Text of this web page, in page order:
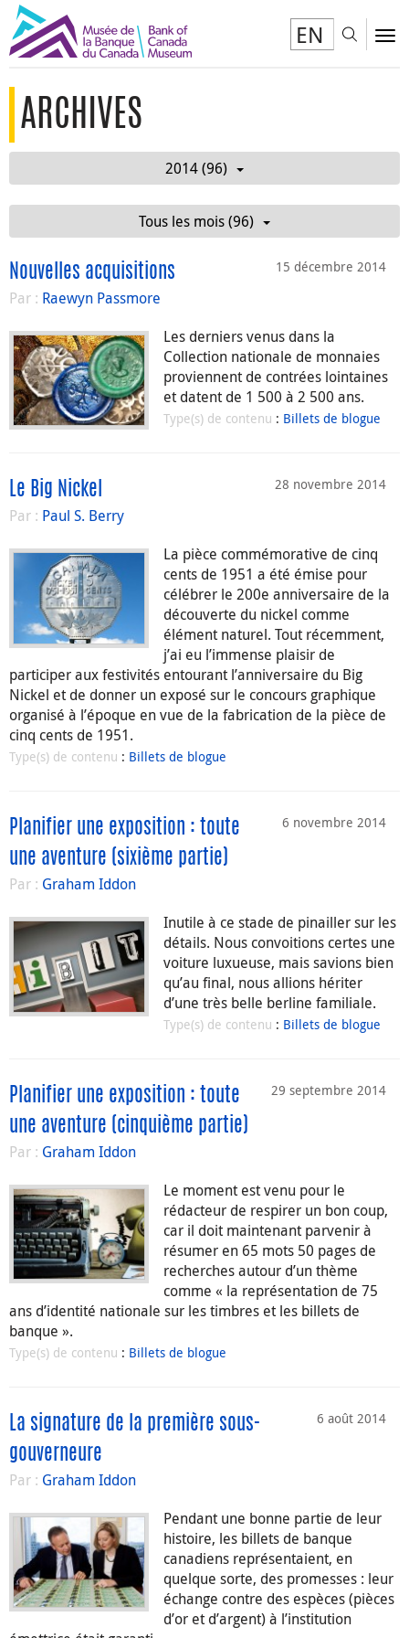
EN
ARCHIVES
2014 (96)
Tous les mois (96)
15 décembre 2014
Nouvelles acquisitions
Par : Raewyn Passmore
Les derniers venus dans la
Collection nationale de monnaies
proviennent de contrées lointaines
et datent de 1 500 à 2 500 ans.
Type(s) de contenu : Billets de blogue
28 novembre 2014
Le Big Nickel
Par : Paul S. Berry
La pièce commémorative de cinq
cents de 1951 a été émise pour
célébrer le 200e anniversaire de la
découverte du nickel comme
élément naturel. Tout récemment,
j’ai eu l’immense plaisir de
participer aux festivités entourant l’anniversaire du Big
Nickel et de donner un exposé sur le concours graphique
organisé à l’époque en vue de la fabrication de la pièce de
cinq cents de 1951.
Type(s) de contenu : Billets de blogue
6 novembre 2014
Planifier une exposition : toute
une aventure (sixième partie)
Par : Graham Iddon
Inutile à ce stade de pinailler sur les
détails. Nous convoitions certes une
voiture luxueuse, mais savions bien
qu’au final, nous allions hériter
d’une très belle berline familiale.
Type(s) de contenu : Billets de blogue
29 septembre 2014
Planifier une exposition : toute
une aventure (cinquième partie)
Par : Graham Iddon
Le moment est venu pour le
rédacteur de respirer un bon coup,
car il doit maintenant parvenir à
résumer en 65 mots 50 pages de
recherches autour d’un thème
comme « la représentation de 75
ans d’identité nationale sur les timbres et les billets de
banque ».
Type(s) de contenu : Billets de blogue
6 août 2014
La signature de la première sous-
gouverneure
Par : Graham Iddon
Pendant une bonne partie de leur
histoire, les billets de banque
canadiens représentaient, en
quelque sorte, des promesses : leur
échange contre des espèces (pièces
d’or et d’argent) à l’institution